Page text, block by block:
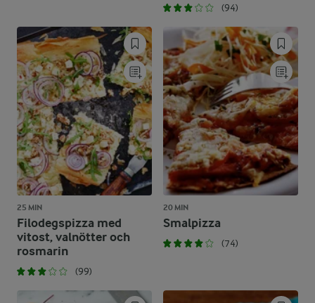
(94)
25 MIN
Filodegspizza med
vitost, valnötter och
rosmarin
(99)
20 MIN
Smalpizza
(74)